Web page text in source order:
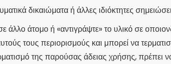
δικαιώματα ή άλλες ιδιόκτητες
άλλο άτομο ή «αντιγράψτε» το υλικό σε
τους περιορισμούς και μπορεί να
της παρούσας άδειας χρήσης, πρέπει